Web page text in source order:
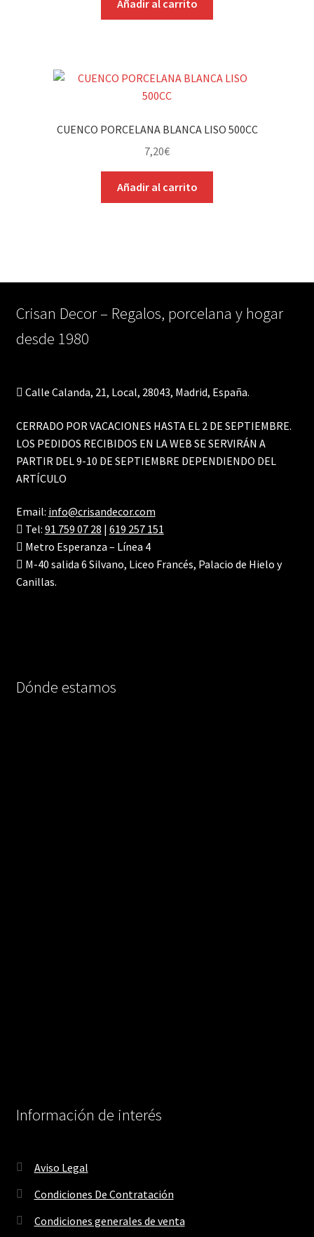
Añadir al carrito
CUENCO PORCELANA BLANCA LISO 500CC
7,20€
Añadir al carrito
Crisan Decor – Regalos, porcelana y hogar
desde 1980
Calle Calanda, 21, Local, 28043, Madrid, España.
CERRADO POR VACACIONES HASTA EL 2 DE SEPTIEMBRE.
LOS PEDIDOS RECIBIDOS EN LA WEB SE SERVIRÁN A
PARTIR DEL 9-10 DE SEPTIEMBRE DEPENDIENDO DEL
ARTÍCULO
Email: info@crisandecor.com
Tel: 91 759 07 28 | 619 257 151
Metro Esperanza – Línea 4
M-40 salida 6 Silvano, Liceo Francés, Palacio de Hielo y
Canillas.
Dónde estamos
Información de interés
Aviso Legal
Condiciones De Contratación
Condiciones generales de venta